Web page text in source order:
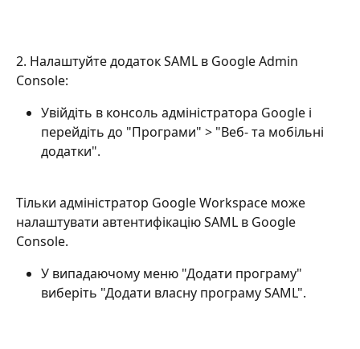
2. Налаштуйте додаток SAML в Google Admin
Console:
Увійдіть в консоль адміністратора Google і
перейдіть до "Програми" > "Веб- та мобільні
додатки".
Тільки адміністратор Google Workspace може
налаштувати автентифікацію SAML в Google
Console.
У випадаючому меню "Додати програму"
виберіть "Додати власну програму SAML".